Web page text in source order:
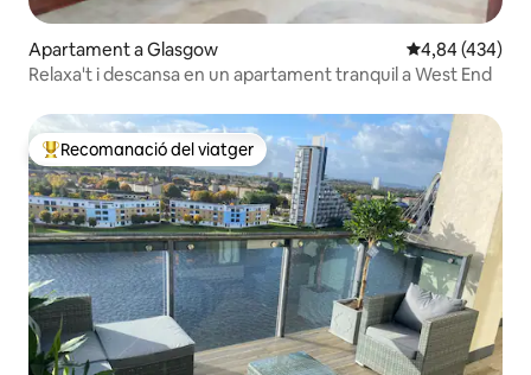
Apartament a Glasgow 4,84 de
4,84 (434)
Relaxa't i descansa en un apartament tranquil a West End
Principals recomanacions dels viatgers
Recomanació del viatger